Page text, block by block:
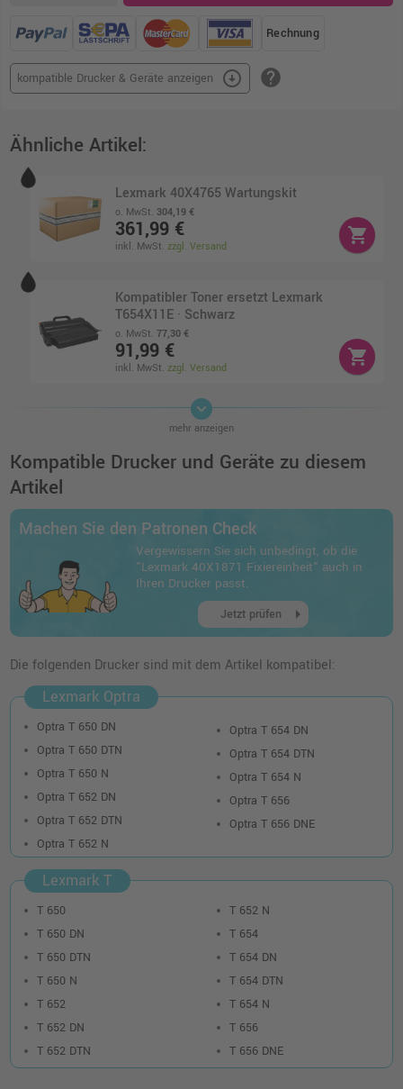
Rechnung
kompatible Drucker & Geräte anzeigen arrow_circle_down help
Ähnliche Artikel:
Lexmark 40X4765 Wartungskit
o. MwSt. 304,19 €
361,99 €
inkl. MwSt.zzgl. Versand
shopping_cart
Kompatibler Toner ersetzt Lexmark
T654X11E · Schwarz
o. MwSt.77,30 €
91,99 €
inkl. MwSt.zzgl. Versand
shopping_cart
Kompatibler Toner ersetzt Lexmark
T650A11E · Schwarz
o. MwSt.82,34 €
97,98 €
o. MwSt.613,44 €
729,99 €
inkl. MwSt. zzgl. Versand
T650H11E · Schwarz
510,99 € shopping_cart
keyboard_arrow_down
mehr anzeigen
Kompatible Drucker und Geräte zu diesem
Artikel
Machen Sie den Patronen Check
Vergewissern Sie sich unbedingt, ob die
"Lexmark 40X1871 Fixiereinheit" auch in
Ihren Drucker passt.
Jetzt prüfen arrow_right
Die folgenden Drucker sind mit dem Artikel kompatibel:
Lexmark Optra
Optra T 650 DN
Optra T 650 DTN
Optra T 650 N
Optra T 652 DN
Optra T 652 DTN
Optra T 652 N
Optra T 654 DN
Optra T 654 DTN
Optra T 654 N
Optra T 656
Optra T 656 DNE
Lexmark T
T 650
T 650 DN
T 650 DTN
T 650 N
T 652
T 652 DN
T 652 DTN
T 652 N
T 654
T 654 DN
T 654 DTN
T 654 N
T 656
T 656 DNE